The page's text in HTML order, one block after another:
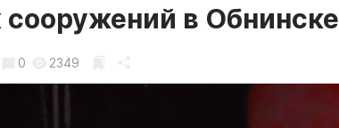
в Обнинске
0 2349